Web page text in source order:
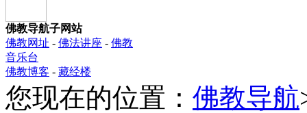
佛教导航子网站
佛教网址 - 佛法讲座 - 佛教
音乐台
佛教博客 - 藏经楼
您现在的位置： 佛教导航